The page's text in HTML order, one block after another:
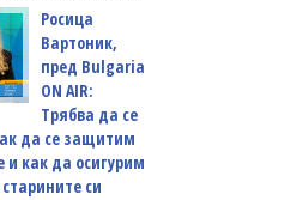
Росица
Вартоник,
пред Bulgaria
ON AIR:
Трябва да се
да се защитим
и как да осигурим
си